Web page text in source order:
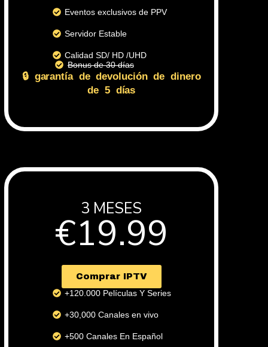
Eventos exclusivos de PPV
Servidor Estable
Calidad SD/ HD /UHD
Bonus de 30 días
🔒 garantía de devolución de dinero
de 5 días
3 MESES
€19.99
Comprar IPTV
+120.000 Películas Y Series
+30,000 Canales en vivo
+500 Canales En Español